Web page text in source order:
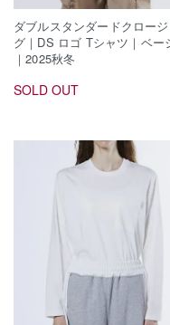
ダブルスタンダードクロー
グ｜DS ロゴ Tシャツ｜ベー
｜2025秋冬
SOLD OUT